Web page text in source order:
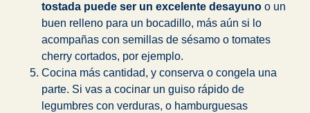
tostada puede ser un excelente desayuno o un
buen relleno para un bocadillo, más aún si lo
acompañas con semillas de sésamo o tomates
cherry cortados, por ejemplo.
Cocina más cantidad, y conserva o congela una
parte. Si vas a cocinar un guiso rápido de
legumbres con verduras, o hamburguesas